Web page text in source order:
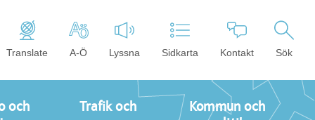
Translate A-Ö Lyssna Sidkarta Kontakt Sök
och
Trafik och
Kommun och